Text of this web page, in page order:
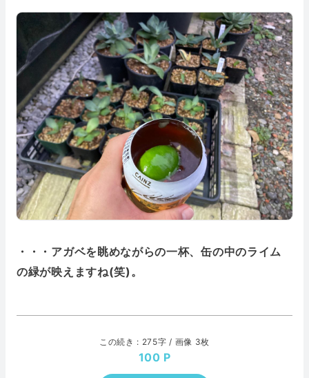
・・・アガベを眺めながらの一杯、缶の中のライム
の緑が映えますね(笑)。
この続き : 275字 / 画像 3枚
100